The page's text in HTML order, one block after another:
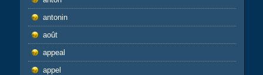
antonin
août
appeal
appel